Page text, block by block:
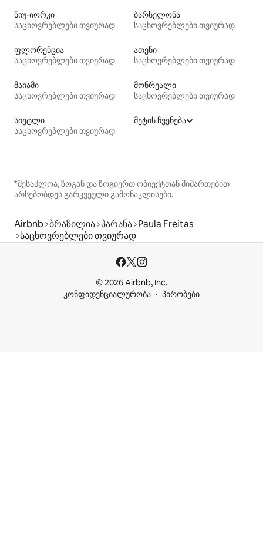
ნიუ-იორკი
საცხოვრებლები თვიურად
ბარსელონა
საცხოვრებლები თვიურად
ფლორენცია
საცხოვრებლები თვიურად
ათენი
საცხოვრებლები თვიურად
მაიამი
საცხოვრებლები თვიურად
მონრეალი
საცხოვრებლები თვიურად
სიეტლი
საცხოვრებლები თვიურად
მეტის ჩვენება
*შესაძლოა, ზოგან და ზოგიერთ ობიექტთან მიმართებით
არსებობდეს გარკვეული გამონაკლისები.
Airbnb ბრაზილია პარანა Paula Freitas
საცხოვრებლები თვიურად
© 2026 Airbnb, Inc.
კონფიდენციალურობა
პირობები